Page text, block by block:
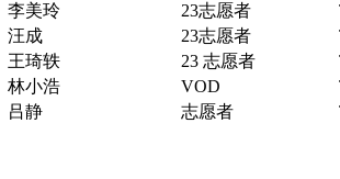
李美玲 23志愿者
汪成 23志愿者
王琦轶 23 志愿者
林小浩 VOD
吕静 志愿者